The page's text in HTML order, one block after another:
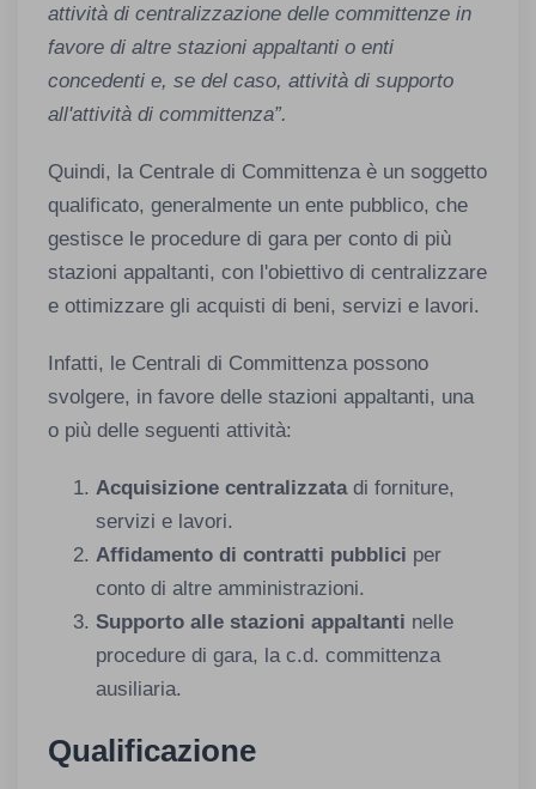
attività di centralizzazione delle committenze in
favore di altre stazioni appaltanti o enti
concedenti e, se del caso, attività di supporto
all'attività di committenza”.
Quindi, la Centrale di Committenza è un soggetto
qualificato, generalmente un ente pubblico, che
gestisce le procedure di gara per conto di più
stazioni appaltanti, con l'obiettivo di centralizzare
e ottimizzare gli acquisti di beni, servizi e lavori.
Infatti, le Centrali di Committenza possono
svolgere, in favore delle stazioni appaltanti, una
o più delle seguenti attività:
Acquisizione centralizzatadi forniture,
servizi e lavori.
Affidamento di contratti pubblici per
conto di altre amministrazioni.
Supporto alle stazioni appaltanti nelle
procedure di gara, la c.d. committenza
ausiliaria.
Qualificazione